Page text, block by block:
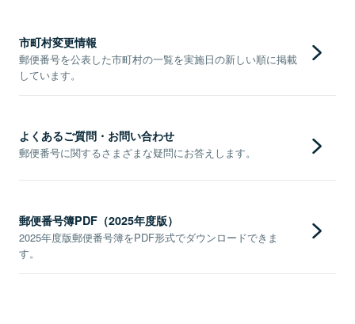
市町村変更情報
郵便番号を公表した市町村の一覧を実施日の新しい順に掲載
しています。
よくあるご質問・お問い合わせ
郵便番号に関するさまざまな疑問にお答えします。
郵便番号簿PDF（2025年度版）
2025年度版郵便番号簿をPDF形式でダウンロードできま
す。